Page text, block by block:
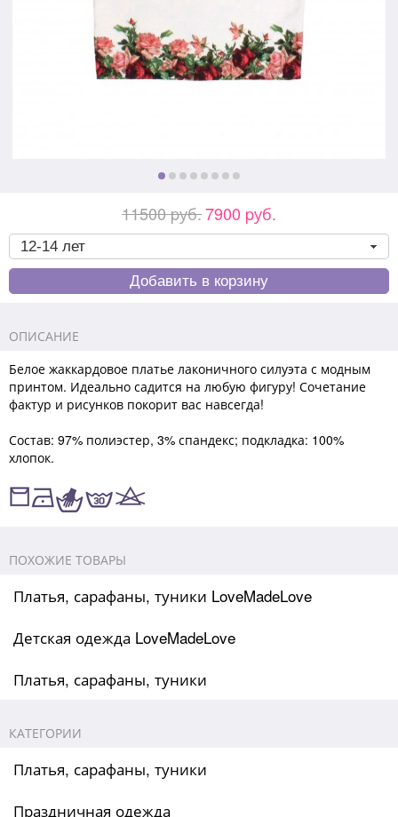
11500 pуб.7900 pуб.
ОПИСАНИЕ
Белое жаккардовое платье лаконичного силуэта с модным
принтом. Идеально садится на любую фигуру! Сочетание
фактур и рисунков покорит вас навсегда!
Состав: 97% полиэстер, 3% спандекс; подкладка: 100%
хлопок.
ПОХОЖИЕ ТОВАРЫ
Платья, сарафаны, туники LoveMadeLove
Детская одежда LoveMadeLove
Платья, сарафаны, туники
КАТЕГОРИИ
Платья, сарафаны, туники
Праздничная одежда